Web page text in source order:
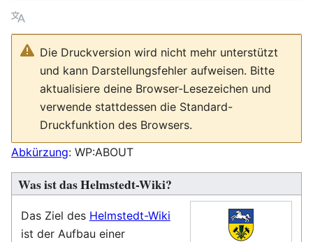
Sprache
Die Druckversion wird nicht mehr unterstützt
und kann Darstellungsfehler aufweisen. Bitte
aktualisiere deine Browser-Lesezeichen und
verwende stattdessen die Standard-
Druckfunktion des Browsers.
Abkürzung: WP:ABOUT
Was ist das Helmstedt-Wiki?
Das Ziel des Helmstedt-Wiki
ist der Aufbau einer